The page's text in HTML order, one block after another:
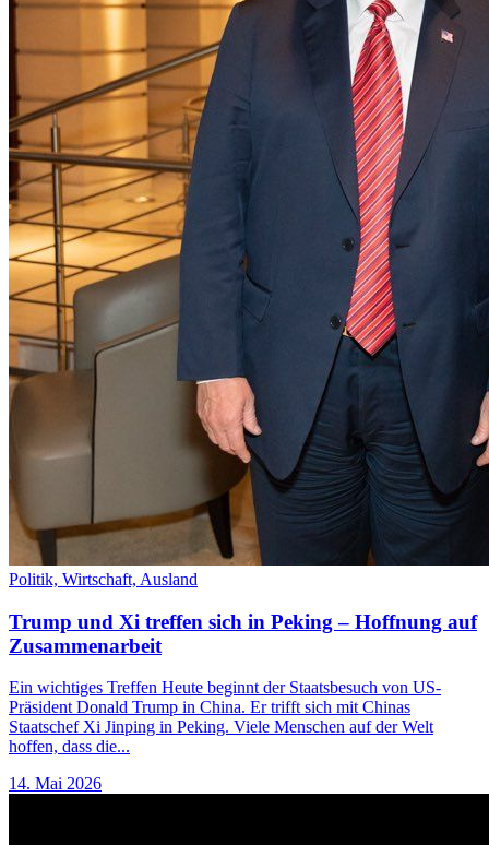
Politik, Wirtschaft, Ausland
Trump und Xi treffen sich in Peking – Hoffnung auf
Zusammenarbeit
Ein wichtiges Treffen Heute beginnt der Staatsbesuch von US-
Präsident Donald Trump in China. Er trifft sich mit Chinas
Staatschef Xi Jinping in Peking. Viele Menschen auf der Welt
hoffen, dass die...
14. Mai 2026